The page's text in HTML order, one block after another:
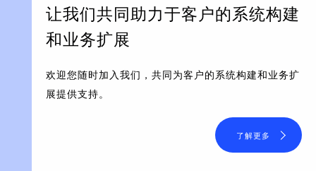
让我们共同助力于客户的系统构建
和业务扩展
欢迎您随时加入我们，共同为客户的系统构建和业务扩
展提供支持。
了解更多